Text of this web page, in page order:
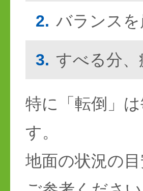
2. バランス
3. すべる分
特に「転倒」
す。
地面の状況の